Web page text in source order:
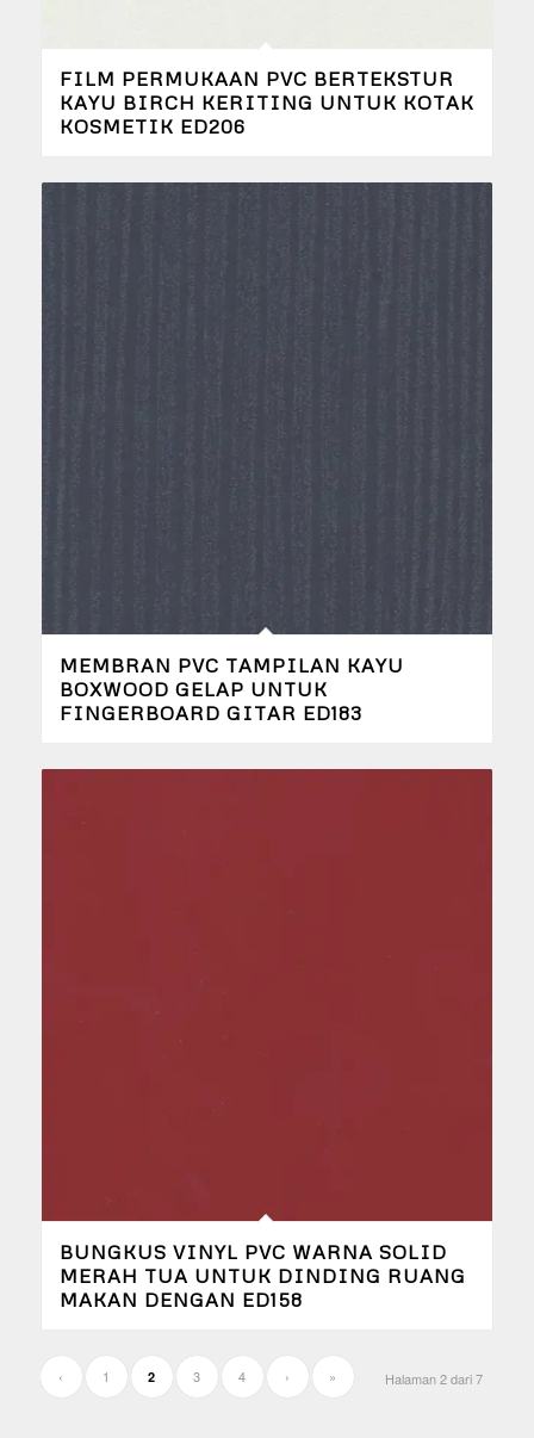
FILM PERMUKAAN PVC BERTEKSTUR
KAYU BIRCH KERITING UNTUK KOTAK
KOSMETIK ED206
MEMBRAN PVC TAMPILAN KAYU
BOXWOOD GELAP UNTUK
FINGERBOARD GITAR ED183
BUNGKUS VINYL PVC WARNA SOLID
MERAH TUA UNTUK DINDING RUANG
MAKAN DENGAN ED158
Halaman 2 dari 7
‹ 1 2 3 4 › »